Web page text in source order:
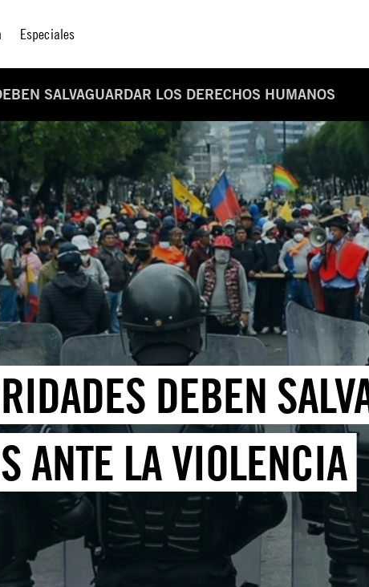
Especiales
SALVAGUARDAR LOS DERECHOS HUMANOS
DEBEN
ANTE LA VIOLENCIA